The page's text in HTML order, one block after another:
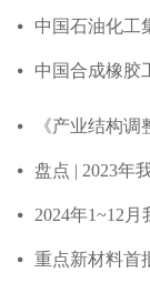
넸
넸 中国合成橡胶
넸 《产业结构
넸 盘点 | 2023年
넸 2024年1~12
넸